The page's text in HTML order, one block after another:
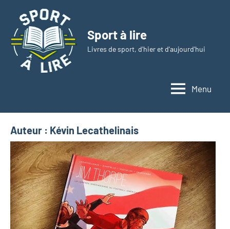
contenu
Sport à lire
Livres de sport, d'hier et d'aujourd'hui
Menu
Auteur : Kévin Lecathelinais